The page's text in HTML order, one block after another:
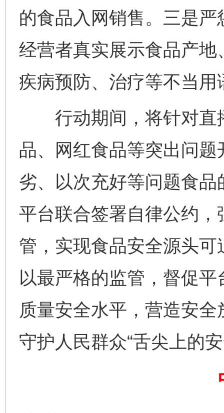
的食品入网销售。三是
经营者真实展示食品产
疾病预防、治疗等不当用
行动期间，将针对直
品、网红食品等突出问
劣、以次充好等问题食
平台联合签署自律公约
管，实现食品安全源头
以最严格的监管，督促
质量安全水平，营造安
守护人民群众“舌尖上的
网上购药对药下症？